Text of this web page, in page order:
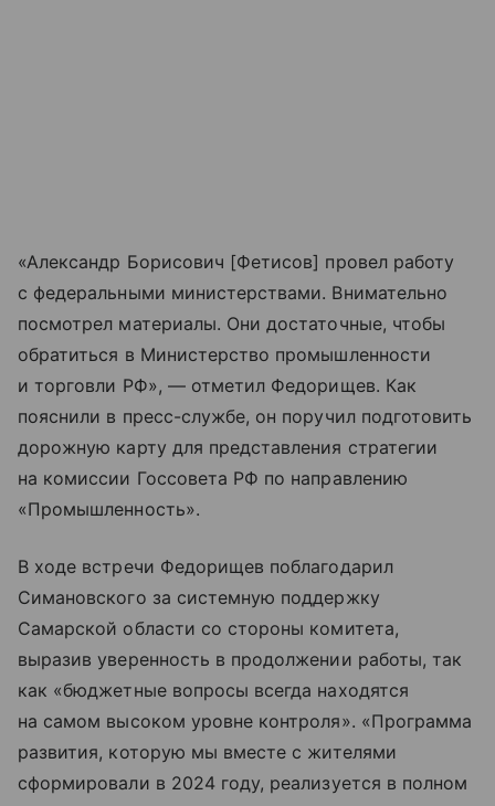
«Александр Борисович [Фетисов] провел работу
с федеральными министерствами. Внимательно
посмотрел материалы. Они достаточные, чтобы
обратиться в Министерство промышленности
и торговли РФ», — отметил Федорищев. Как
пояснили в пресс-службе, он поручил подготовить
дорожную карту для представления стратегии
на комиссии Госсовета РФ по направлению
«Промышленность».
В ходе встречи Федорищев поблагодарил
Симановского за системную поддержку
Самарской области со стороны комитета,
выразив уверенность в продолжении работы, так
как «бюджетные вопросы всегда находятся
на самом высоком уровне контроля». «Программа
развития, которую мы вместе с жителями
сформировали в 2024 году, реализуется в полном